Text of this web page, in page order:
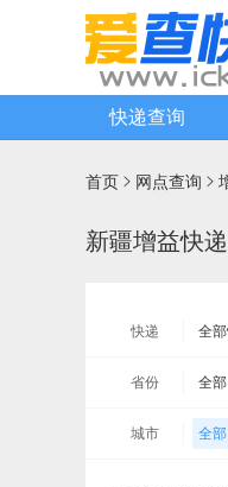
快递查询
首页  网点查询 
新疆增益快
快递 全
佳
省份 全部
山东
新疆
城市 全部